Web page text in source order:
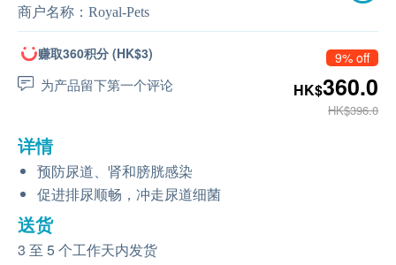
商户名称： Royal-Pets
赚取360积分 (HK$3)
为产品留下第一个评论
9% off
HK$360.0
HK$396.0
详情
预防尿道、肾和膀胱感染
促进排尿顺畅，冲走尿道细菌
送货
3 至 5 个工作天内发货